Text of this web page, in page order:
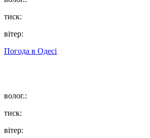
тиск:
вітер:
Погода в Одесі
волог.:
тиск:
вітер: